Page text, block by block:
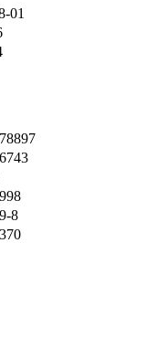
01
8